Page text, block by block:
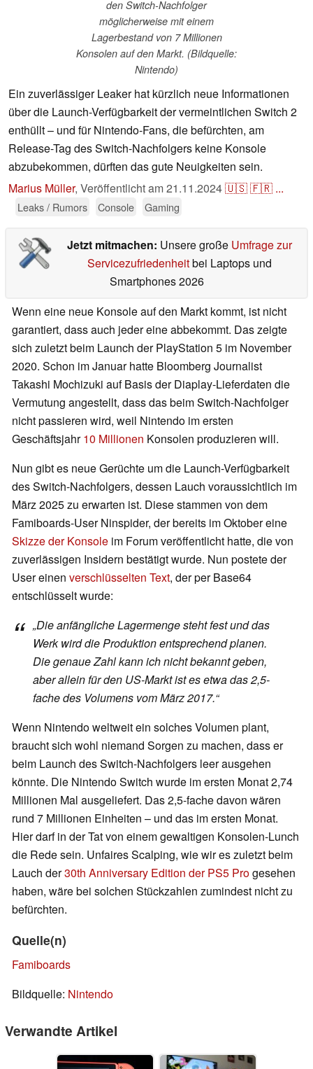
den Switch-Nachfolger
möglicherweise mit einem
Lagerbestand von 7 Millionen
Konsolen auf den Markt. (Bildquelle:
Nintendo)
Ein zuverlässiger Leaker hat kürzlich neue Informationen
über die Launch-Verfügbarkeit der vermeintlichen Switch 2
enthüllt – und für Nintendo-Fans, die befürchten, am
Release-Tag des Switch-Nachfolgers keine Konsole
abzubekommen, dürften das gute Neuigkeiten sein.
Marius Müller, Veröffentlicht am21.11.2024🇺🇸🇫🇷 ...
Leaks / Rumors Console Gaming
Jetzt mitmachen: Unsere große Umfrage zur
Servicezufriedenheitbei Laptops und
Smartphones 2026
Wenn eine neue Konsole auf den Markt kommt, ist nicht
garantiert, dass auch jeder eine abbekommt. Das zeigte
sich zuletzt beim Launch der PlayStation 5 im November
2020. Schon im Januar hatte Bloomberg Journalist
Takashi Mochizuki auf Basis der Diaplay-Lieferdaten die
Vermutung angestellt, dass das beim Switch-Nachfolger
nicht passieren wird, weil Nintendo im ersten
Geschäftsjahr10 Millionen Konsolen produzieren will.
Nun gibt es neue Gerüchte um die Launch-Verfügbarkeit
des Switch-Nachfolgers, dessen Lauch voraussichtlich im
März 2025 zu erwarten ist. Diese stammen von dem
Famiboards-User Ninspider, der bereits im Oktober eine
Skizze der Konsole im Forum veröffentlicht hatte, die von
zuverlässigen Insidern bestätigt wurde. Nun postete der
User einen verschlüsselten Text, der per Base64
entschlüsselt wurde:
„Die anfängliche Lagermenge steht fest und das
Werk wird die Produktion entsprechend planen.
Die genaue Zahl kann ich nicht bekannt geben,
aber allein für den US-Markt ist es etwa das 2,5-
fache des Volumens vom März 2017.“
Wenn Nintendo weltweit ein solches Volumen plant,
braucht sich wohl niemand Sorgen zu machen, dass er
beim Launch des Switch-Nachfolgers leer ausgehen
könnte. Die Nintendo Switch wurde im ersten Monat 2,74
Millionen Mal ausgeliefert. Das 2,5-fache davon wären
rund 7 Millionen Einheiten – und das im ersten Monat.
Hier darf in der Tat von einem gewaltigen Konsolen-Lunch
die Rede sein. Unfaires Scalping, wie wir es zuletzt beim
Lauch der30th Anniversary Edition der PS5 Progesehen
haben, wäre bei solchen Stückzahlen zumindest nicht zu
befürchten.
Quelle(n)
Famiboards
Bildquelle: Nintendo
Verwandte Artikel